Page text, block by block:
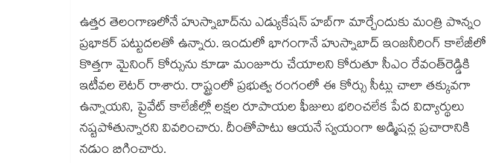
ఉత్తర తెలంగాణలోనే హుస్నాబాద్‌‌‌‌‌‌‌‌ను ఎడ్యుకేషన్ హబ్‌‌‌‌‌‌‌‌గా మార్చేందుకు మంత్రి పొన్నం
ప్రభాకర్‌‌‌‌‌‌‌‌‌‌‌‌‌‌‌‌ పట్టుదలతో ఉన్నారు. ఇందులో భాగంగానే హుస్నాబాద్ ఇంజనీరింగ్ కాలేజీలో
కొత్తగా మైనింగ్ కోర్సును కూడా మంజూరు చేయాలని కోరుతూ సీఎం రేవంత్‌‌‌‌‌‌‌‌రెడ్డికి
ఇటీవల లెటర్‌‌‌‌‌‌‌‌‌‌‌‌‌‌‌‌ రాశారు. రాష్ట్రంలో ప్రభుత్వ రంగంలో ఈ కోర్సు సీట్లు చాలా తక్కువగా
ఉన్నాయని, ప్రైవేట్ కాలేజీల్లో లక్షల రూపాయల ఫీజులు భరించలేక పేద విద్యార్థులు
నష్టపోతున్నారని వివరించారు. దీంతోపాటు ఆయనే స్వయంగా అడ్మిషన్ల ప్రచారానికి
నడుం బిగించారు.